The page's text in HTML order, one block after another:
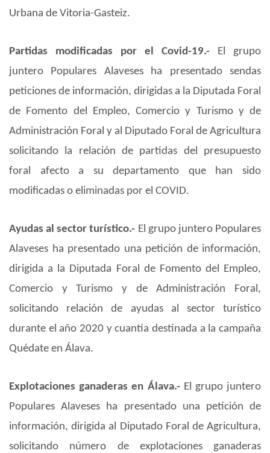
Urbana de Vitoria-Gasteiz.
Partidas modificadas por el Covid-19.- El grupo
juntero Populares Alaveses ha presentado sendas
peticiones de información, dirigidas a la Diputada Foral
de Fomento del Empleo, Comercio y Turismo y de
Administración Foral y al Diputado Foral de Agricultura
solicitando la relación de partidas del presupuesto
foral afecto a su departamento que han sido
modificadas o eliminadas por el COVID.
Ayudas al sector turístico.- El grupo juntero Populares
Alaveses ha presentado una petición de información,
dirigida a la Diputada Foral de Fomento del Empleo,
Comercio y Turismo y de Administración Foral,
solicitando relación de ayudas al sector turístico
durante el año 2020 y cuantía destinada a la campaña
Quédate en Álava.
Explotaciones ganaderas en Álava.- El grupo juntero
Populares Alaveses ha presentado una petición de
información, dirigida al Diputado Foral de Agricultura,
solicitando número de explotaciones ganaderas